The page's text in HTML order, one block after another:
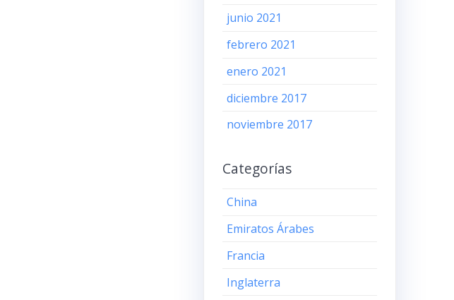
junio 2021
febrero 2021
enero 2021
diciembre 2017
noviembre 2017
Categorías
China
Emiratos Árabes
Francia
Inglaterra